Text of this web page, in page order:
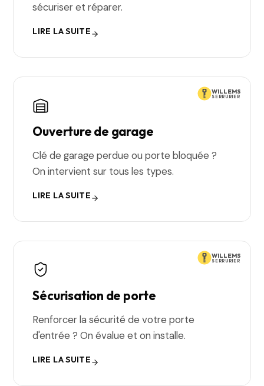
sécuriser et réparer.
LIRE LA SUITE
WILLEMS
SERRURIER
Ouverture de garage
Clé de garage perdue ou porte bloquée ?
On intervient sur tous les types.
LIRE LA SUITE
WILLEMS
SERRURIER
Sécurisation de porte
Renforcer la sécurité de votre porte
d'entrée ? On évalue et on installe.
LIRE LA SUITE